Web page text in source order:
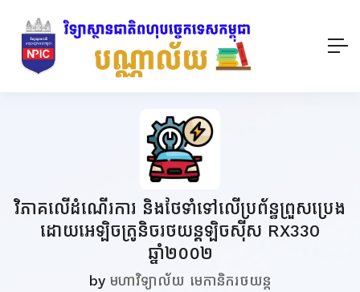
វិភាគលើដំណើរការ និងថែទាំទៅលើប្រព័ន្ធព្រួសប្រេង
ដោយអេឡិចត្រូនិចរថយន្តឡិចស៊ីស RX330
ឆ្នាំ២០០២
by មហាវិទ្យាល័យ មេកានិករថយន្ត